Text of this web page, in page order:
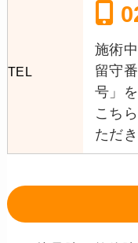
TEL
施術
留守
号」
こち
ただき